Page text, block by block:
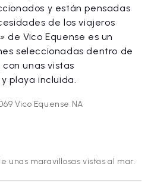
y están pensadas
de los viajeros
de Vico Equense es un
seleccionadas dentro de
unas vistas
playa incluida.
Vico Equense NA
unas maravillosas vistas al mar.